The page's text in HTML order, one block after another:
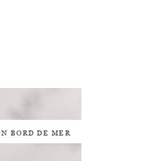
BORD DE MER